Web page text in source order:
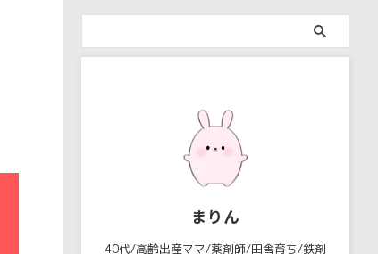
まりん
40代/高齢出産ママ/薬剤師/田舎育ち/鉄剤